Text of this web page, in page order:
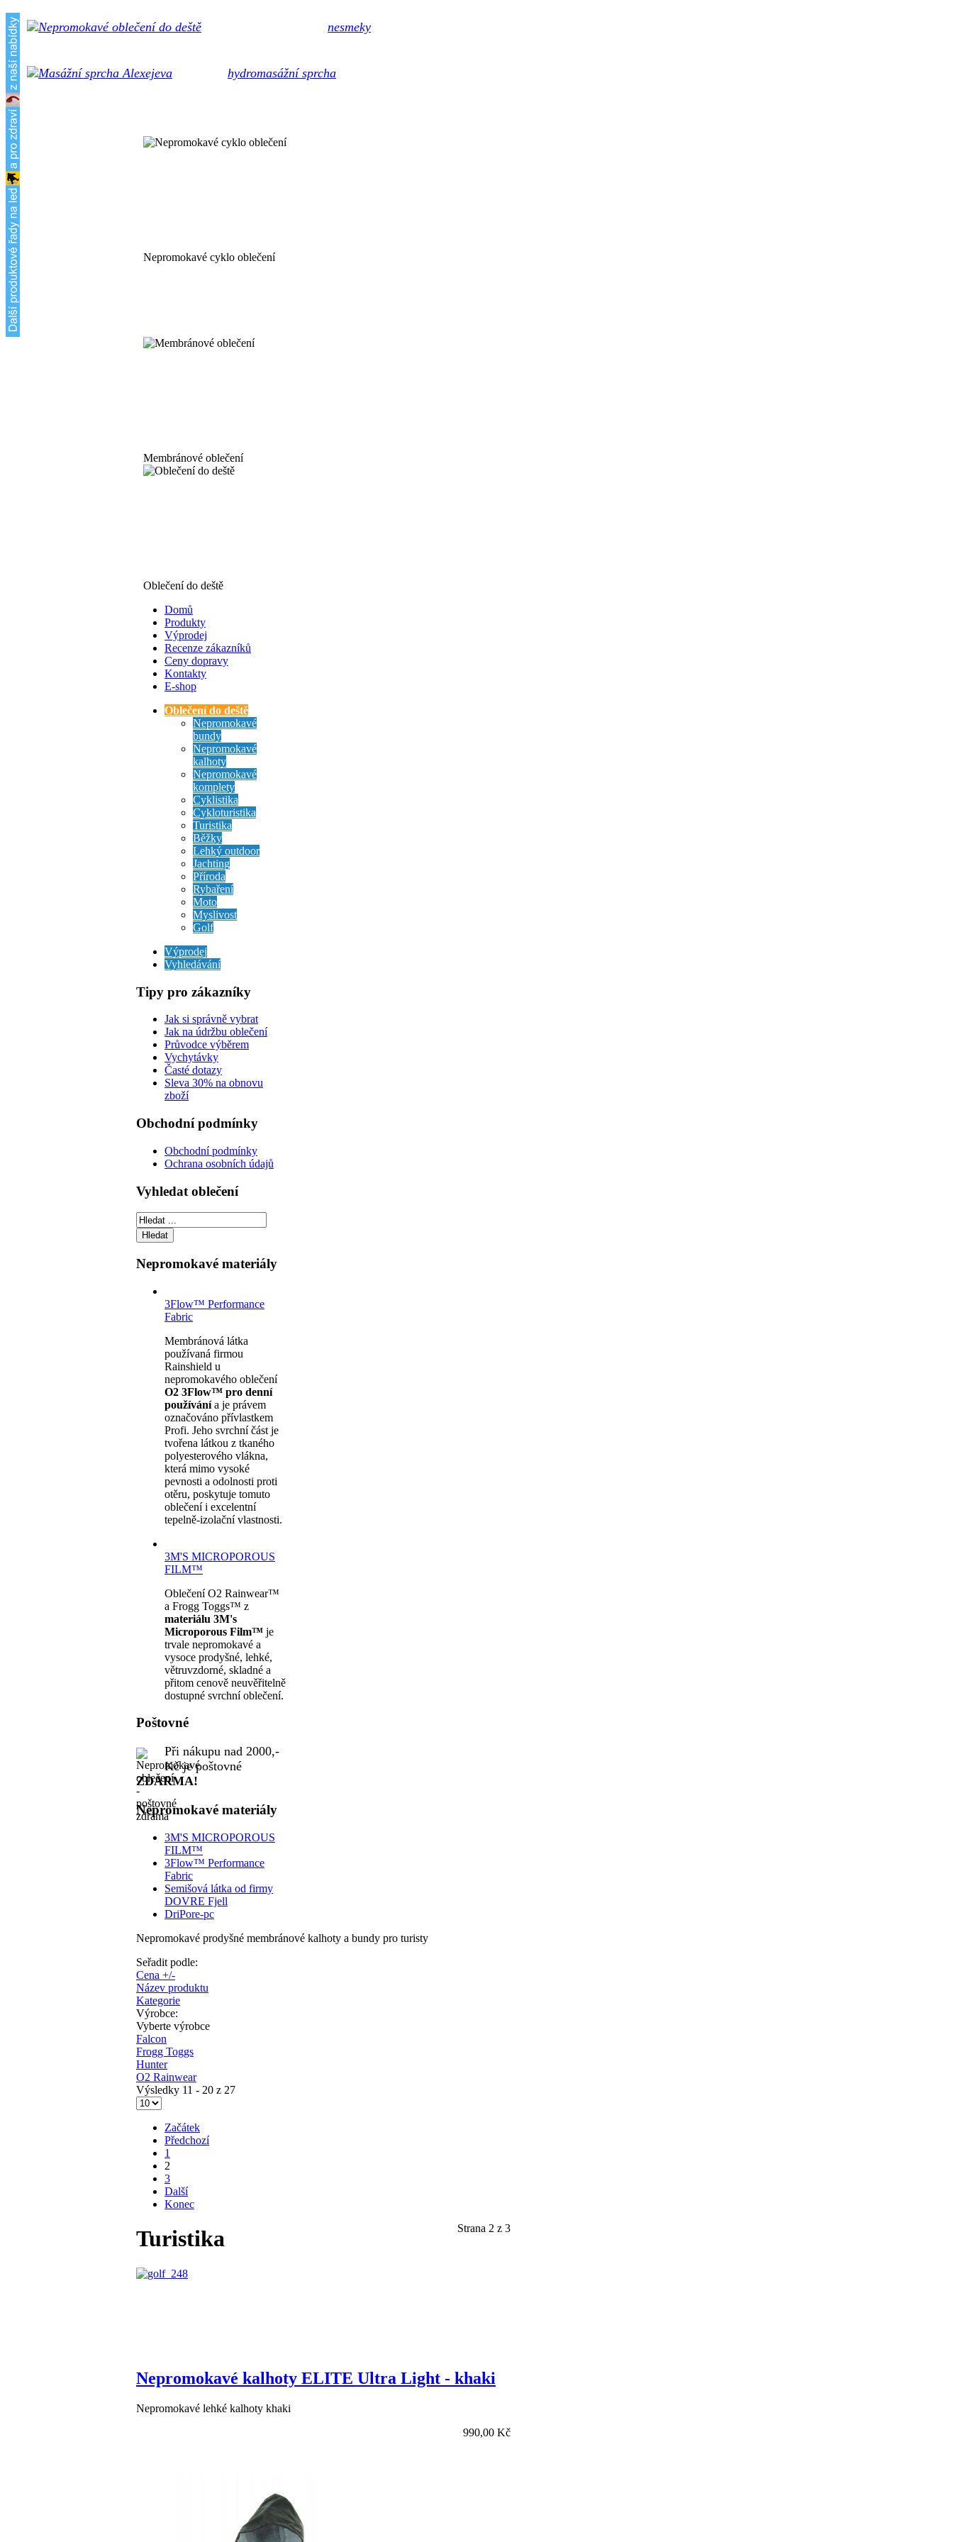
nesmeky
hydromasážní sprcha
Nepromokavé cyklo oblečení
Membránové oblečení
Oblečení do deště
Domů
Produkty
Výprodej
Recenze zákazníků
Ceny dopravy
Kontakty
E-shop
Oblečení do deště
Nepromokavé
bundy
Nepromokavé
kalhoty
Nepromokavé
komplety
Cyklistika
Cykloturistika
Turistika
Běžky
Lehký outdoor
Jachting
Příroda
Rybaření
Moto
Myslivost
Golf
Výprodej
Vyhledávání
Tipy pro zákazníky
Jak si správně vybrat
Jak na údržbu oblečení
Průvodce výběrem
Vychytávky
Časté dotazy
Sleva 30% na obnovu
zboží
Obchodní podmínky
Obchodní podmínky
Ochrana osobních údajů
Vyhledat oblečení
Nepromokavé materiály
3Flow™ Performance
Fabric
Membránová látka
používaná firmou
Rainshield u
nepromokavého oblečení
O2 3Flow™ pro denní
používánía je právem
označováno přívlastkem
Profi. Jeho svrchní část je
tvořena látkou z tkaného
polyesterového vlákna,
která mimo vysoké
pevnosti a odolnosti proti
otěru, poskytuje tomuto
oblečení i excelentní
tepelně-izolační vlastnosti.
3M'S MICROPOROUS
FILM™
Oblečení O2 Rainwear™
a Frogg Toggs™ z
materiálu 3M's
Microporous Film™ je
trvale nepromokavé a
vysoce prodyšné, lehké,
větruvzdorné, skladné a
přitom cenově neuvěřitelně
dostupné svrchní oblečení.
Poštovné
Při nákupu nad 2000,-
Kč je poštovné
ZDARMA!
Nepromokavé materiály
3M'S MICROPOROUS
FILM™
3Flow™ Performance
Fabric
Semišová látka od firmy
DOVRE Fjell
DriPore-pc
Nepromokavé prodyšné membránové kalhoty a bundy pro turisty
Seřadit podle:
Cena +/-
Název produktu
Kategorie
Výrobce:
Vyberte výrobce
Falcon
Frogg Toggs
Hunter
O2 Rainwear
Výsledky 11 - 20 z 27
Začátek
Předchozí
1
2
3
Další
Konec
Strana 2 z 3
Turistika
Nepromokavé kalhoty ELITE Ultra Light - khaki
Nepromokavé lehké kalhoty khaki
990,00 Kč